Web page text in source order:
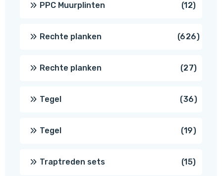
PPC Muurplinten 1212
Rechte planken 626626
Rechte planken 2727
Tegel 3636
Tegel 1919
Traptreden sets 1515